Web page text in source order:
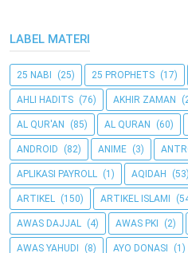
LABEL MATERI
25 NABI (25) 25 PROPHETS (17)
AHLI HADITS (76) AKHIR ZAMAN
AL QUR'AN (85) AL QURAN (60)
ANDROID (82) ANIME (3)
APLIKASI PAYROLL (1) AQIDAH (53)
ARTIKEL (150) ARTIKEL ISLAMI
AWAS DAJJAL (4) AWAS PKI (2)
AWAS YAHUDI (8) AYO DONASI (1)